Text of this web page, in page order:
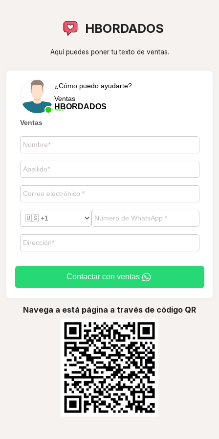
HBORDADOS
Aquí puedes poner tu texto de ventas.
Online
¿Cómo puedo ayudarte?
Ventas
HBORDADOS
Ventas
Contactar con ventas
Navega a está página a través de código QR